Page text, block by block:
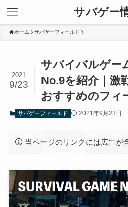
サバゲー
ホーム サバゲーフィールド
サバイバルゲー
No.9を紹介｜激
おすすめのフィ
2021
9/23
サバゲーフィールド 2021年9月23日
当ページのリンクには広告が